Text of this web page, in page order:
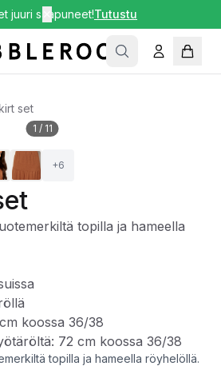
juuri saapuneet!Tutustu
set
1 / 11
+6
topilla ja hameella
koossa 36/38
72 cm koossa 36/38
topilla ja hameella röyhelöllä.